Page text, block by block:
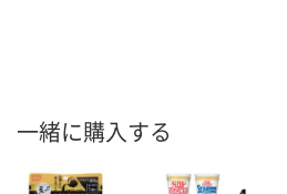
一緒に購入する